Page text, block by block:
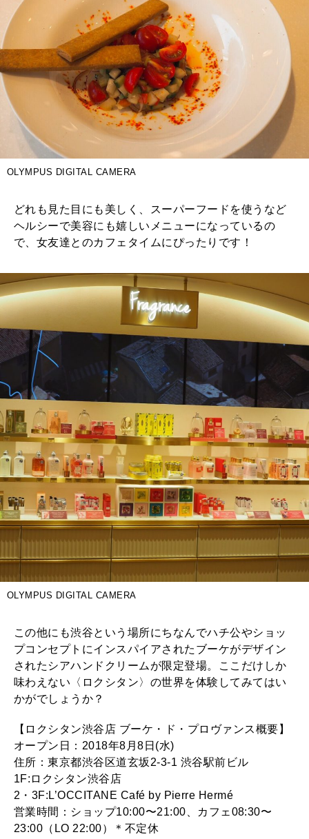
OLYMPUS DIGITAL CAMERA
どれも見た目にも美しく、スーパーフードを使うなど
ヘルシーで美容にも嬉しいメニューになっているの
で、女友達とのカフェタイムにぴったりです！
OLYMPUS DIGITAL CAMERA
この他にも渋谷という場所にちなんでハチ公やショッ
プコンセプトにインスパイアされたブーケがデザイン
されたシアハンドクリームが限定登場。ここだけしか
味わえない〈ロクシタン〉の世界を体験してみてはい
かがでしょうか？
【ロクシタン渋谷店 ブーケ・ド・プロヴァンス概要】
オープン日：2018年8月8日(水)
住所：東京都渋谷区道玄坂2-3-1 渋谷駅前ビル
1F:ロクシタン渋谷店
2・3F:L’OCCITANE Café by Pierre Hermé
営業時間：ショップ10:00〜21:00、カフェ08:30〜
23:00（LO 22:00）＊不定休